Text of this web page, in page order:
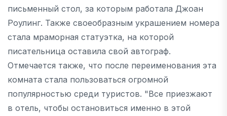
письменный стол, за которым работала Джоан
Роулинг. Также своеобразным украшением номера
стала мраморная статуэтка, на которой
писательница оставила свой автограф.
Отмечается также, что после переименования эта
комната стала пользоваться огромной
популярностью среди туристов. "Все приезжают
в отель, чтобы остановиться именно в этой